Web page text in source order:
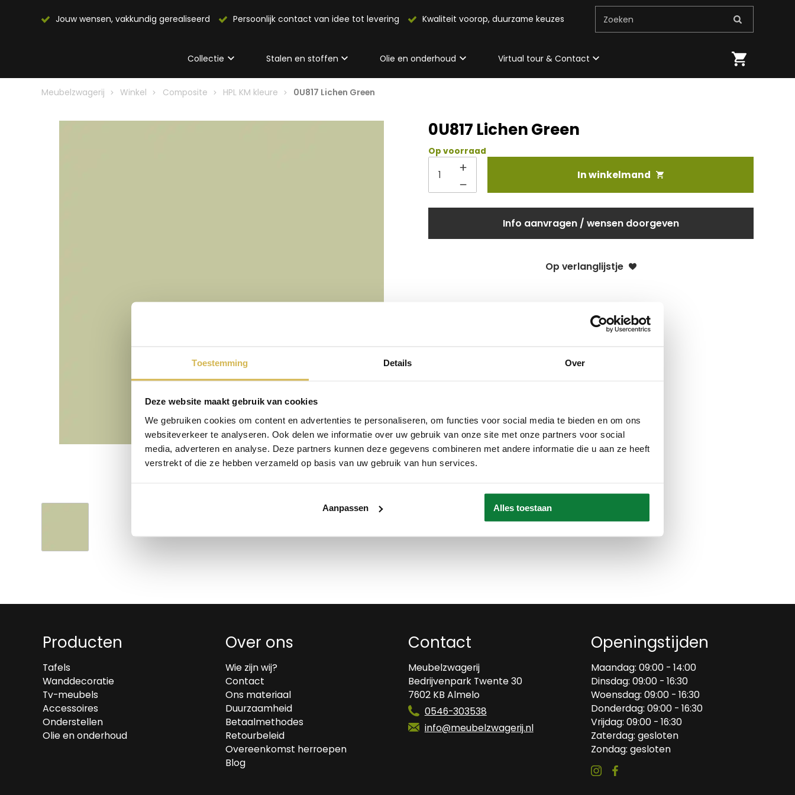
Toestemming Details Over
Deze website maakt gebruik van cookies
We gebruiken cookies om content en advertenties te personaliseren, om functies voor social media te bieden en om ons
websiteverkeer te analyseren. Ook delen we informatie over uw gebruik van onze site met onze partners voor social
media, adverteren en analyse. Deze partners kunnen deze gegevens combineren met andere informatie die u aan ze heeft
verstrekt of die ze hebben verzameld op basis van uw gebruik van hun services.
Aanpassen Alles toestaan
Jouw wensen, vakkundig gerealiseerd Persoonlijk contact van idee tot levering Kwaliteit voorop, duurzame keuzes Zoeken
Collectie Stalen en stoffen Olie en onderhoud Virtual tour & Contact
Meubelzwagerij Winkel Composite HPL KM kleure 0U817 Lichen Green
0U817 Lichen Green
Op voorraad
In winkelmand
Info aanvragen / wensen doorgeven
Op verlanglijstje
Producten
Tafels
Wanddecoratie
Tv-meubels
Accessoires
Onderstellen
Olie en onderhoud
Over ons
Wie zijn wij?
Contact
Ons materiaal
Duurzaamheid
Betaalmethodes
Retourbeleid
Overeenkomst herroepen
Blog
Contact
Meubelzwagerij
Bedrijvenpark Twente 30
7602 KB Almelo
0546-303538
info@meubelzwagerij.nl
Openingstijden
Maandag: 09:00 - 14:00
Dinsdag: 09:00 - 16:30
Woensdag: 09:00 - 16:30
Donderdag: 09:00 - 16:30
Vrijdag: 09:00 - 16:30
Zaterdag: gesloten
Zondag: gesloten